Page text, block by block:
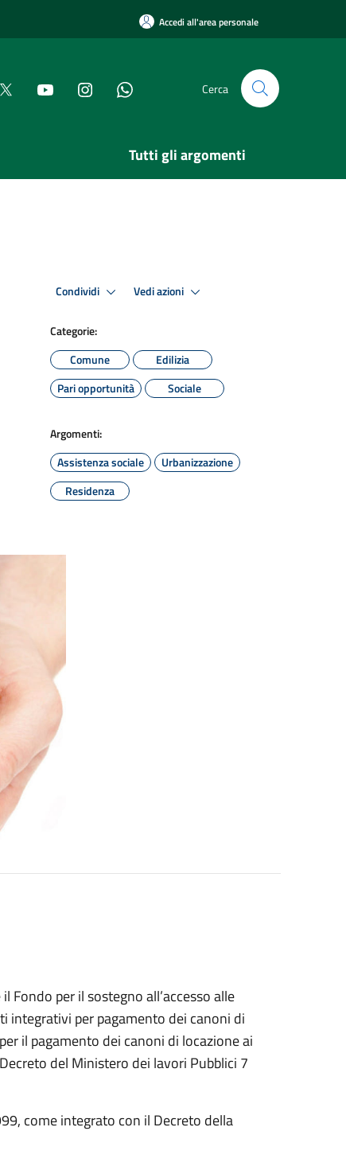
Accedi all'area personale
Cerca
Tutti gli argomenti
Condividi Vedi azioni
Categorie:
Comune
Edilizia
Pari opportunità
Sociale
Argomenti:
Assistenza sociale
Urbanizzazione
Residenza
Fondo per il sostegno all’accesso alle
integrativi per pagamento dei canoni di
il pagamento dei canoni di locazione ai
del Ministero dei lavori Pubblici 7
come integrato con il Decreto della